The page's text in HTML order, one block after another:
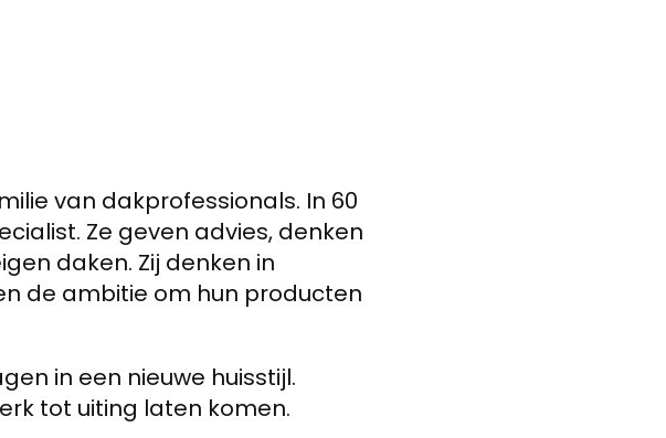
van dakprofessionals. In 60
Ze geven advies, denken
daken. Zij denken in
de ambitie om hun producten
in een nieuwe huisstijl.
tot uiting laten komen.